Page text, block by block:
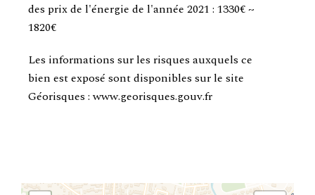
des prix de l'énergie de l'année 2021 : 1330€ ~
1820€
Les informations sur les risques auxquels ce
bien est exposé sont disponibles sur le site
Géorisques : www.georisques.gouv.fr